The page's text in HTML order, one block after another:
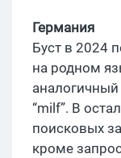
Германия
Буст в 2024
на родном
аналогичный
“milf”. В
поисковых
кроме